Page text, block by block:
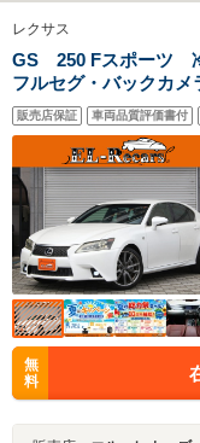
レクサス
GS 250 Fスポーツ 冷
フルセグ・バックカ
ン・パドルシフト・ス
LEDヘッドライト・フ
動リアサンシェード
販売店保証 車両品質評価書付
無
料